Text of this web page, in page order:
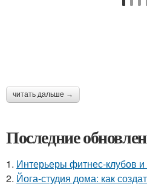
читать дальше →
Последние
1. Интерьеры фитнес-клубов и
2. Йога-студия дома: как